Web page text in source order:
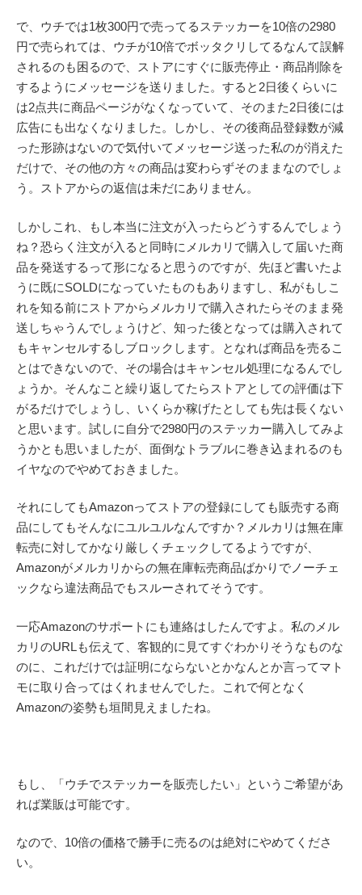
で、ウチでは1枚300円で売ってるステッカーを10倍の2980
円で売られては、ウチが10倍でボッタクリしてるなんて誤解
されるのも困るので、ストアにすぐに販売停止・商品削除を
するようにメッセージを送りました。すると2日後くらいに
は2点共に商品ページがなくなっていて、そのまた2日後には
広告にも出なくなりました。しかし、その後商品登録数が減
った形跡はないので気付いてメッセージ送った私のが消えた
だけで、その他の方々の商品は変わらずそのままなのでしょ
う。ストアからの返信は未だにありません。
しかしこれ、もし本当に注文が入ったらどうするんでしょう
ね？恐らく注文が入ると同時にメルカリで購入して届いた商
品を発送するって形になると思うのですが、先ほど書いたよ
うに既にSOLDになっていたものもありますし、私がもしこ
れを知る前にストアからメルカリで購入されたらそのまま発
送しちゃうんでしょうけど、知った後となっては購入されて
もキャンセルするしブロックします。となれば商品を売るこ
とはできないので、その場合はキャンセル処理になるんでし
ょうか。そんなこと繰り返してたらストアとしての評価は下
がるだけでしょうし、いくらか稼げたとしても先は長くない
と思います。試しに自分で2980円のステッカー購入してみよ
うかとも思いましたが、面倒なトラブルに巻き込まれるのも
イヤなのでやめておきました。
それにしてもAmazonってストアの登録にしても販売する商
品にしてもそんなにユルユルなんですか？メルカリは無在庫
転売に対してかなり厳しくチェックしてるようですが、
Amazonがメルカリからの無在庫転売商品ばかりでノーチェ
ックなら違法商品でもスルーされてそうです。
一応Amazonのサポートにも連絡はしたんですよ。私のメル
カリのURLも伝えて、客観的に見てすぐわかりそうなものな
のに、これだけでは証明にならないとかなんとか言ってマト
モに取り合ってはくれませんでした。これで何となく
Amazonの姿勢も垣間見えましたね。
もし、「ウチでステッカーを販売したい」というご希望があ
れば業販は可能です。
なので、10倍の価格で勝手に売るのは絶対にやめてくださ
い。